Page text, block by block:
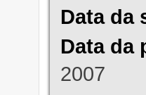
Data da
Data da
2007